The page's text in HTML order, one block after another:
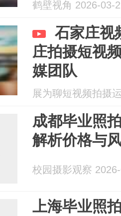
鹤壁视角 2026-03-
石家庄视
庄拍摄短视
媒团队
展为聊短视频拍摄
成都毕业照
解析价格与
校园摄影观察
上海毕业照